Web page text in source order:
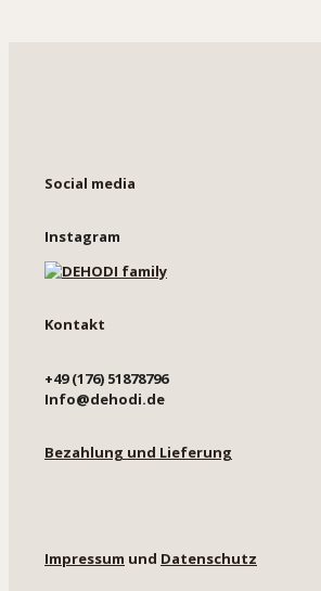
Social media
Instagram
Kontakt
+49 (176) 51878796
Info@dehodi.de
Bezahlung und Lieferung
Impressum und Datenschutz